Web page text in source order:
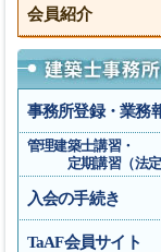
会員紹介
事務所登録・業務
管理建築士講習・
定期講習（法定
入会の手続き
TaAF会員サイト